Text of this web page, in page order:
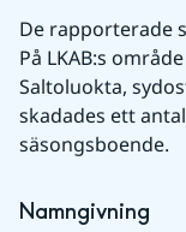
De rapporterade
På LKAB:s
Saltoluokta,
skadades ett
säsongsboende.
Namngivning